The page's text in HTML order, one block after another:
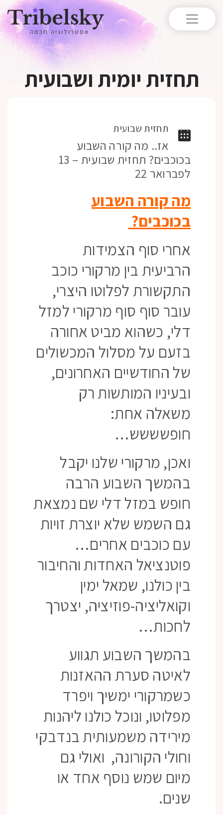
אסטרולוגיה חכמה
תחזית יומית ושבועית
תחזית שבועית
אז.. מה קורה השבוע
בכוכבים? תחזית שבועית – 13
לפברואר 22
מה קורה השבוע
בכוכבים?
אחרי סוף הצמידות
הרביעית בין מרקורי כוכב
התקשורת לפלוטו היצרי,
עובר סוף סוף מרקורי למזל
דלי, כשהוא מביט אחורה
בזעם על מסלול המכשולים
של החודשיים האחרונים,
ובעיניו המותשות רק
משאלה אחת:
חופשששש…
ואכן, מרקורי שלנו יקבל
בהמשך השבוע הרבה
חופש במזל דלי שם נמצאת
גם השמש שלא יוצרת זויות
עם כוכבים אחרים…
פוטנציאל האחדות והחיבור
בין כולנו, שמאל ימין
וקואליציה-פוזיציה, יצטרך
לחכות…
בהמשך השבוע תגווע
לאיטה סערת ההאזנות
כשמרקורי ימשיך ויפרד
מפלוטו, ונוכל כולנו ליהנות
מירידה משמעותית בנדבקי
וחולי הקורונה, ואולי גם
מיום שמש נוסף אחד או
שנים.